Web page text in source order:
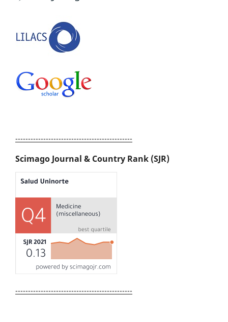
----------------------------------------------
Scimago Journal & Country Rank (SJR)
----------------------------------------------